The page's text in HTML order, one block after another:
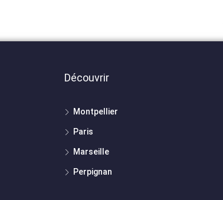
Découvrir
Montpellier
Paris
Marseille
Perpignan